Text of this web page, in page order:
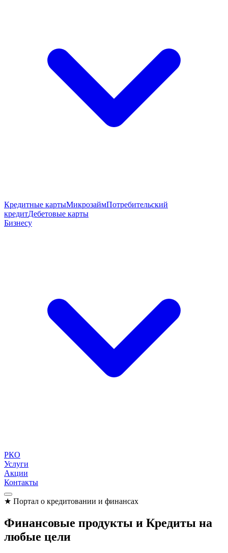
Кредитные картыМикрозаймПотребительский
кредитДебетовые карты
Бизнесу
РКО
Услуги
Акции
Контакты
★ Портал о кредитовании и финансах
Финансовые продукты и Кредиты на
любые цели